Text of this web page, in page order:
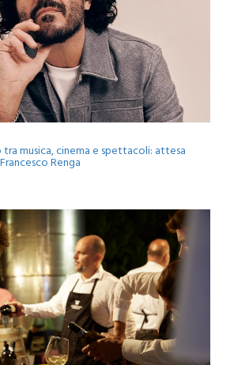
musica, cinema e spettacoli: attesa
Renga